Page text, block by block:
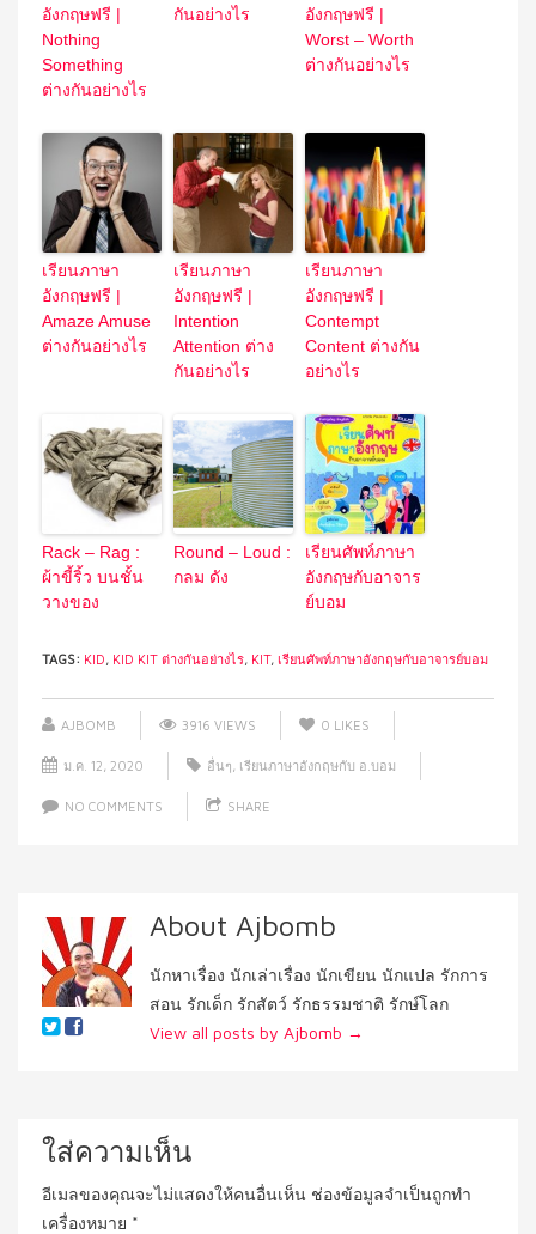
อังกฤษฟรี |
Nothing
Something
ต่างกันอย่างไร
กันอย่างไร
อังกฤษฟรี |
Worst – Worth
ต่างกันอย่างไร
เรียนภาษา
อังกฤษฟรี |
Amaze Amuse
ต่างกันอย่างไร
เรียนภาษา
อังกฤษฟรี |
Intention
Attention ต่าง
กันอย่างไร
เรียนภาษา
อังกฤษฟรี |
Contempt
Content ต่างกัน
อย่างไร
Rack – Rag :
ผ้าขี้ริ้ว บนชั้น
วางของ
Round – Loud :
กลม ดัง
เรียนศัพท์ภาษา
อังกฤษกับอาจาร
ย์บอม
TAGS: KID, KID KIT ต่างกันอย่างไร, KIT, เรียนศัพท์ภาษาอังกฤษกับอาจารย์บอม
AJBOMB 3916 VIEWS 0 LIKES
ม.ค. 12, 2020 อื่นๆ เรียนภาษาอังกฤษกับ อ.บอม
NO COMMENTS SHARE
About Ajbomb
นักหาเรื่อง นักเล่าเรื่อง นักเขียน นักแปล รักการ
สอน รักเด็ก รักสัตว์ รักธรรมชาติ รักษ์โลก
View all posts by Ajbomb →
ใส่ความเห็น
อีเมลของคุณจะไม่แสดงให้คนอื่นเห็น ช่องข้อมูลจำเป็นถูกทำ
เครื่องหมาย *